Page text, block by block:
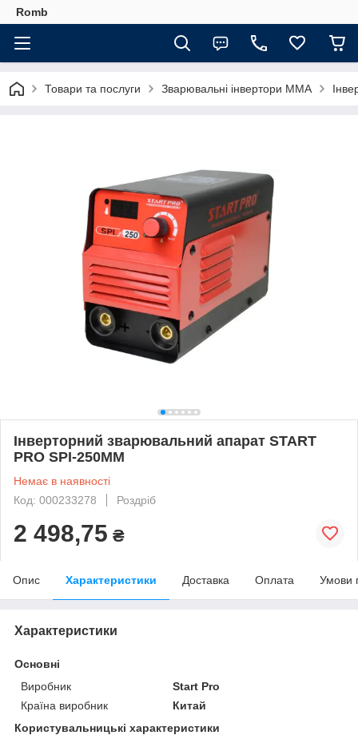
Romb
Товари та послуги Зварювальні інвертори MMA
Інверторний зварювальний апарат START
PRO SPI-250MM
Немає в наявності
Код: 000233278
Роздріб
2 498,75 ₴
Опис Характеристики Доставка Оплата Умови
Характеристики
Основні
Виробник
Start Pro
Країна виробник
Китай
Користувальницькі характеристики